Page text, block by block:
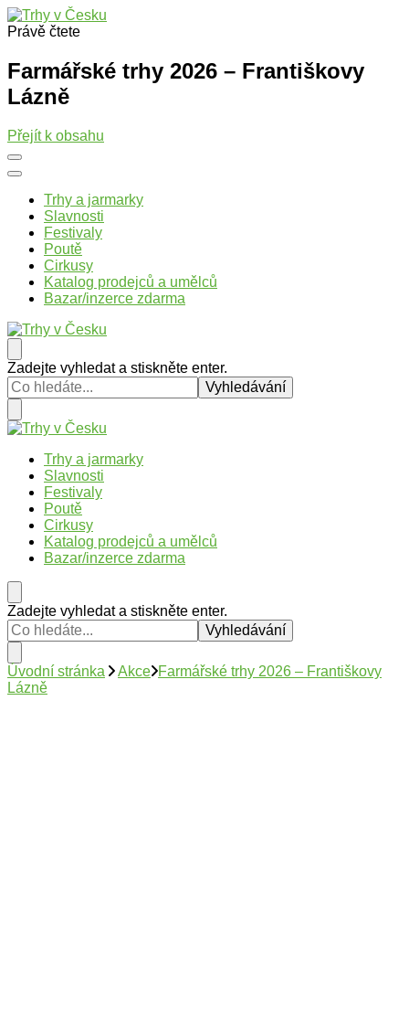
Právě čtete
Farmářské trhy 2026 – Františkovy
Lázně
Přejít k obsahu
Trhy a jarmarky
Slavnosti
Festivaly
Poutě
Cirkusy
Katalog prodejců a umělců
Bazar/inzerce zdarma
Trhy v Česku
Trhy, jarmarky, slavnosti a poutě v České republice
Hledáte
něco
?
Zadejte vyhledat a stiskněte enter.
Trhy v Česku
Trhy, jarmarky, slavnosti a poutě v České republice
Trhy a jarmarky
Slavnosti
Festivaly
Poutě
Cirkusy
Katalog prodejců a umělců
Bazar/inzerce zdarma
Hledáte
něco
?
Zadejte vyhledat a stiskněte enter.
Úvodní stránka Akce Farmářské trhy 2026 – Františkovy
Lázně